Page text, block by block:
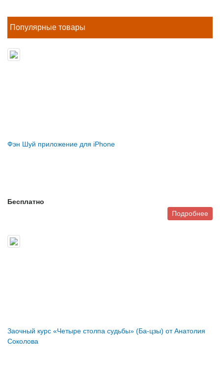
Популярные товары
Фэн Шуй приложение для iPhone
Бесплатно
Подробнее
Заочный курс «Четыре столпа судьбы» (Ба-цзы) от Анатолия
Соколова